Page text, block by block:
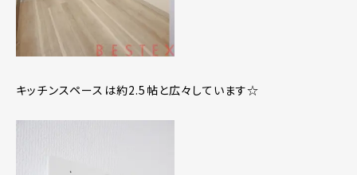
キッチンスペースは約2.5帖と広々しています☆